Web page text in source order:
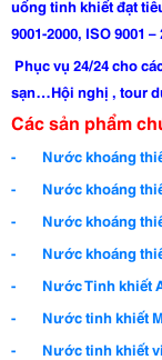
uống tinh khiết đạt
9001-2000, ISO 9001
Phục vụ 24/24 cho
sạn…Hội nghị , tour
Các sản phẩm
- Nước khoáng
- Nước khoáng
- Nước khoáng
- Nước khoáng
- Nước Tinh khiết
- Nước tinh khiết
- Nước tinh khiết